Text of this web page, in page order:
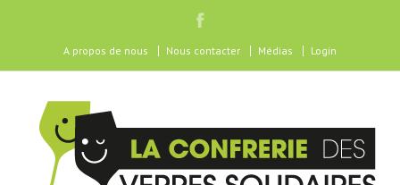
A propos de nous Nous contacter Médias Login